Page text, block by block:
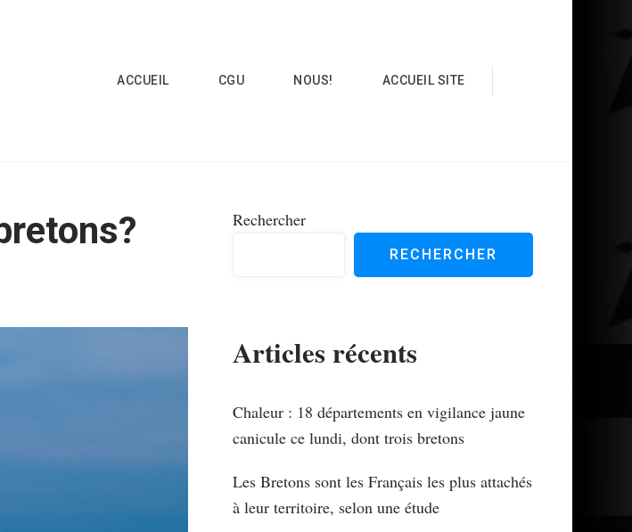
ACCUEIL CGU NOUS! ACCUEIL SITE
Rechercher
RECHERCHER
Articles récents
Chaleur : 18 départements en vigilance jaune
canicule ce lundi, dont trois bretons
Les Bretons sont les Français les plus attachés
à leur territoire, selon une étude